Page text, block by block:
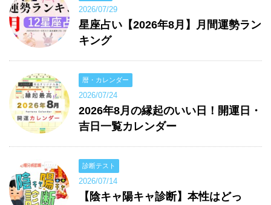
2026/07/29
星座占い【2026年8月】月間運勢ラン
キング
暦・カレンダー
2026/07/24
2026年8月の縁起のいい日！開運日・
吉日一覧カレンダー
診断テスト
2026/07/14
【陰キャ陽キャ診断】本性はどっ